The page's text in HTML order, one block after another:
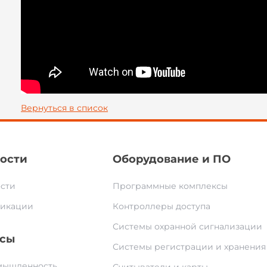
Вернуться в список
Оборудование и ПО
Программные комплексы
Контроллеры доступа
Системы охранной сигнализации
Системы регистрации и хранения